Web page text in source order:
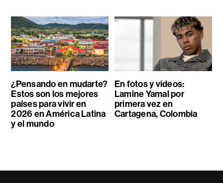
¿Pensando en mudarte?
Estos son los mejores
países para vivir en
2026 en América Latina
y el mundo
En fotos y videos:
Lamine Yamal por
primera vez en
Cartagena, Colombia